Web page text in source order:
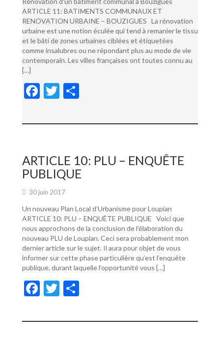
ARTICLE 11: BATIMENTS COMMUNAUX ET
RENOVATION URBAINE – BOUZIGUES La rénovation
urbaine est une notion éculée qui tend à remanier le tissu
et le bâti de zones urbaines ciblées et étiquetées
comme insalubres ou ne répondant plus au mode de vie
contemporain. Les villes françaises ont toutes connu au
[…]
F
e
o
o
k
T
itt ta
er
ARTICLE 10: PLU – ENQUÊTE
PUBLIQUE
30 juin 2017
Un nouveau Plan Local d’Urbanisme pour Loupian
ARTICLE 10: PLU – ENQUÊTE PUBLIQUE Voici que
nous approchons de la conclusion de l’élaboration du
nouveau PLU de Loupian. Ceci sera probablement mon
dernier article sur le sujet. Il aura pour objet de vous
informer sur cette phase particulière qu’est l’enquête
publique, durant laquelle l’opportunité vous […]
F
e
T
itt ta